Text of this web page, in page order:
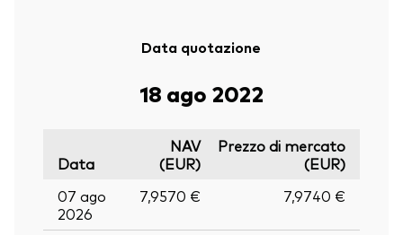
Data quotazione
18 ago 2022
Data
NAV
(EUR)
Prezzo di mercato
(EUR)
07 ago
2026
7,9570 € 7,9740 €